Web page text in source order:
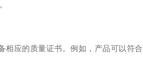
应的质量证书。例如，产品可以符